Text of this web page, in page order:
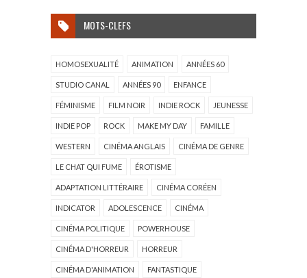
MOTS-CLEFS
HOMOSEXUALITÉ ANIMATION ANNÉES 60
STUDIO CANAL ANNÉES 90 ENFANCE
FÉMINISME FILM NOIR INDIE ROCK JEUNESSE
INDIE POP ROCK MAKE MY DAY FAMILLE
WESTERN CINÉMA ANGLAIS CINÉMA DE GENRE
LE CHAT QUI FUME ÉROTISME
ADAPTATION LITTÉRAIRE CINÉMA CORÉEN
INDICATOR ADOLESCENCE CINÉMA
CINÉMA POLITIQUE POWERHOUSE
CINÉMA D'HORREUR HORREUR
CINÉMA D'ANIMATION FANTASTIQUE